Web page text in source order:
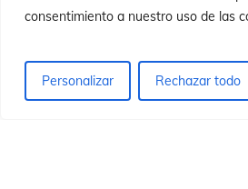
consentimiento a nuestro uso de las
Personalizar Rechazar todo